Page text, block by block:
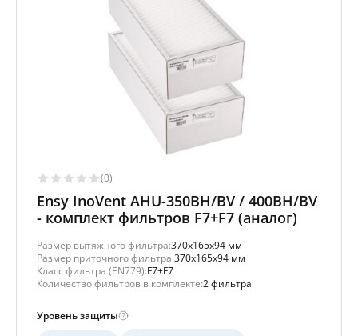
(0)
Ensy InoVent AHU-350BH/BV / 400BH/BV
- комплект фильтров F7+F7 (аналог)
Размер вытяжного фильтра:370x165x94 мм
Размер приточного фильтра:370x165x94 мм
Класс фильтра (EN779):F7+F7
Количество фильтров в комплекте:2 фильтра
Уровень защиты